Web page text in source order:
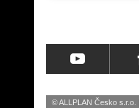
© ALLPLAN Česko s.r.o.